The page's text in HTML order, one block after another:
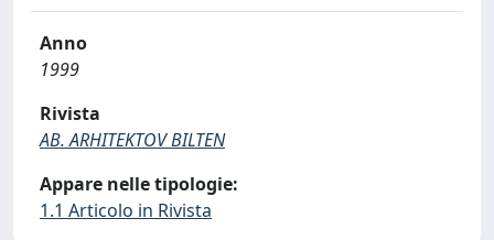
Anno
1999
Rivista
AB. ARHITEKTOV BILTEN
Appare nelle tipologie:
1.1 Articolo in Rivista